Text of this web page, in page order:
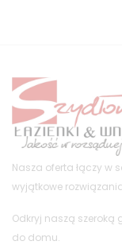
Nasza oferta łączy w
wyjątkowe
Odkryj naszą
do domu.